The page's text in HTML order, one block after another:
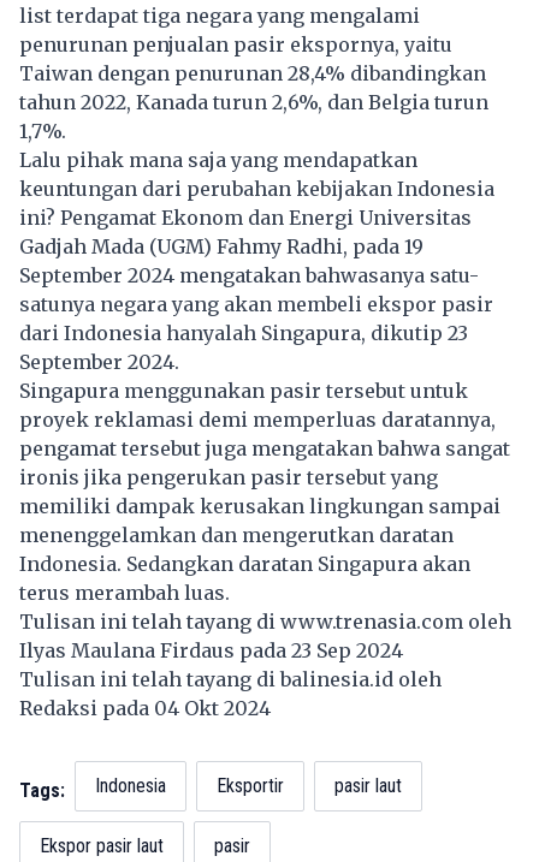
list terdapat tiga negara yang mengalami
penurunan penjualan pasir ekspornya, yaitu
Taiwan dengan penurunan 28,4% dibandingkan
tahun 2022, Kanada turun 2,6%, dan Belgia turun
1,7%.
Lalu pihak mana saja yang mendapatkan
keuntungan dari perubahan kebijakan Indonesia
ini? Pengamat Ekonom dan Energi Universitas
Gadjah Mada (UGM) Fahmy Radhi, pada 19
September 2024 mengatakan bahwasanya satu-
satunya negara yang akan membeli ekspor pasir
dari Indonesia hanyalah Singapura, dikutip 23
September 2024.
Singapura menggunakan pasir tersebut untuk
proyek reklamasi demi memperluas daratannya,
pengamat tersebut juga mengatakan bahwa sangat
ironis jika pengerukan pasir tersebut yang
memiliki dampak kerusakan lingkungan sampai
menenggelamkan dan mengerutkan daratan
Indonesia. Sedangkan daratan Singapura akan
terus merambah luas.
Tulisan ini telah tayang di www.trenasia.com oleh
Ilyas Maulana Firdaus pada 23 Sep 2024
Tulisan ini telah tayang dibalinesia.id oleh
Redaksi pada 04 Okt 2024
Tags: Indonesia Eksportir pasir laut
Ekspor pasir laut pasir